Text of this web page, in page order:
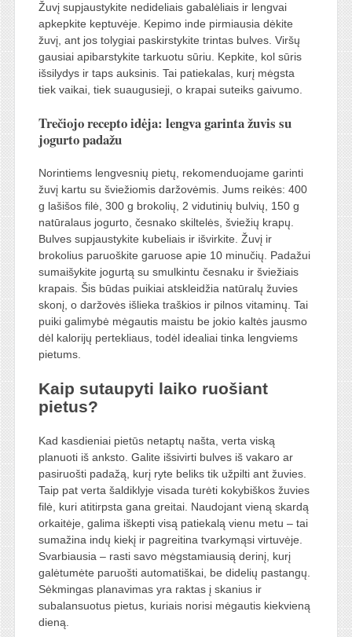
Žuvį supjaustykite nedideliais gabalėliais ir lengvai
apkepkite keptuvėje. Kepimo inde pirmiausia dėkite
žuvį, ant jos tolygiai paskirstykite trintas bulves. Viršų
gausiai apibarstykite tarkuotu sūriu. Kepkite, kol sūris
išsilydys ir taps auksinis. Tai patiekalas, kurį mėgsta
tiek vaikai, tiek suaugusieji, o krapai suteiks gaivumo.
Trečiojo recepto idėja: lengva garinta žuvis su
jogurto padažu
Norintiems lengvesnių pietų, rekomenduojame garinti
žuvį kartu su šviežiomis daržovėmis. Jums reikės: 400
g lašišos filė, 300 g brokolių, 2 vidutinių bulvių, 150 g
natūralaus jogurto, česnako skiltelės, šviežių krapų.
Bulves supjaustykite kubeliais ir išvirkite. Žuvį ir
brokolius paruoškite garuose apie 10 minučių. Padažui
sumaišykite jogurtą su smulkintu česnaku ir šviežiais
krapais. Šis būdas puikiai atskleidžia natūralų žuvies
skonį, o daržovės išlieka traškios ir pilnos vitaminų. Tai
puiki galimybė mėgautis maistu be jokio kaltės jausmo
dėl kalorijų pertekliaus, todėl idealiai tinka lengviems
pietums.
Kaip sutaupyti laiko ruošiant
pietus?
Kad kasdieniai pietūs netaptų našta, verta viską
planuoti iš anksto. Galite išsivirti bulves iš vakaro ar
pasiruošti padažą, kurį ryte beliks tik užpilti ant žuvies.
Taip pat verta šaldiklyje visada turėti kokybiškos žuvies
filė, kuri atitirpsta gana greitai. Naudojant vieną skardą
orkaitėje, galima iškepti visą patiekalą vienu metu – tai
sumažina indų kiekį ir pagreitina tvarkymąsi virtuvėje.
Svarbiausia – rasti savo mėgstamiausią derinį, kurį
galėtumėte paruošti automatiškai, be didelių pastangų.
Sėkmingas planavimas yra raktas į skanius ir
subalansuotus pietus, kuriais norisi mėgautis kiekvieną
dieną.